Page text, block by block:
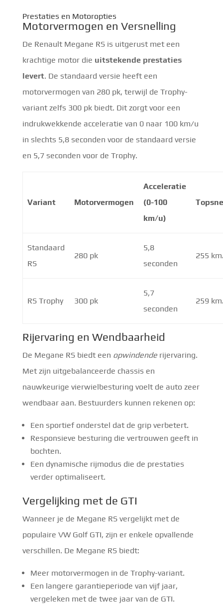
Prestaties en Motoropties
Motorvermogen en Versnelling
De Renault Megane RS is uitgerust met een
krachtige motor die uitstekende prestaties
levert. De standaard versie heeft een
motorvermogen van 280 pk, terwijl de Trophy-
variant zelfs 300 pk biedt. Dit zorgt voor een
indrukwekkende acceleratie van 0 naar 100 km/u
in slechts 5,8 seconden voor de standaard versie
en 5,7 seconden voor de Trophy.
Variant Motorvermogen
Acceleratie
(0-100
km/u)
Standaard
RS
280 pk
5,8
seconden
255
RS Trophy 300 pk
5,7
seconden
259
Rijervaring en Wendbaarheid
De Megane RS biedt een opwindenderijervaring.
Met zijn uitgebalanceerde chassis en
nauwkeurige vierwielbesturing voelt de auto zeer
wendbaar aan. Bestuurders kunnen rekenen op:
Een sportief onderstel dat de grip verbetert.
Responsieve besturing die vertrouwen geeft in
bochten.
Een dynamische rijmodus die de prestaties
verder optimaliseert.
Vergelijking met de GTI
Wanneer je de Megane RS vergelijkt met de
populaire VW Golf GTI, zijn er enkele opvallende
verschillen. De Megane RS biedt:
Meer motorvermogen in de Trophy-variant.
Een langere garantieperiode van vijf jaar,
vergeleken met de twee jaar van de GTI.